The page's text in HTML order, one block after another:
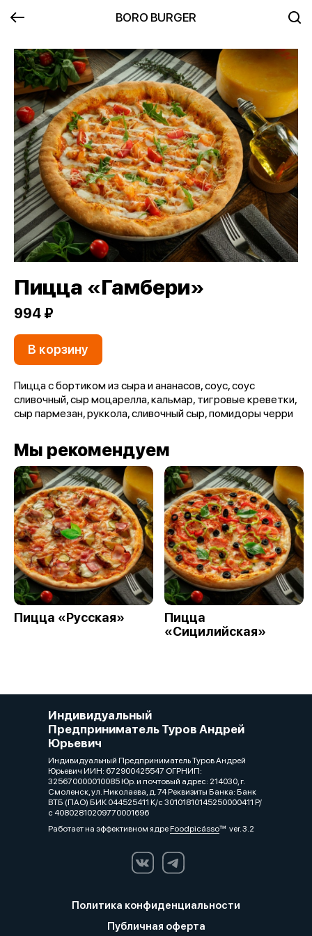
BORO BURGER
Пицца «Гамбери»
994 ₽
В корзину
Пицца с бортиком из сыра и ананасов, соус, соус
сливочный, сыр моцарелла, кальмар, тигровые креветки,
сыр пармезан, руккола, сливочный сыр, помидоры черри
Мы рекомендуем
Пицца «Русская»
Пицца
«Сицилийская»
Индивидуальный
Предприниматель Туров Андрей
Юрьевич
Индивидуальный Предприниматель Туров Андрей
Юрьевич ИИН: 672900425547 ОГРНИП:
325670000010085 Юр. и почтовый адрес: 214030, г.
Смоленск, ул. Николаева, д. 74 Реквизиты Банка: Банк
ВТБ (ПАО) БИК 044525411 К/с 30101810145250000411 Р/
с 40802810209770001696
Работает на эффективном ядреFoodpicássover. 3.2
Политика конфиденциальности
Публичная оферта